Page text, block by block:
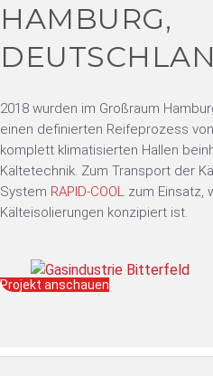
HAMBURG,
2018 wurden im Großraum
einen definierten Reifeprozess
komplett klimatisierten Hallen
Kältetechnik. Zum Transport der
System RAPID-COOL zum Einsatz,
Kälteisolierungen konzipiert ist.
Projekt anschauen